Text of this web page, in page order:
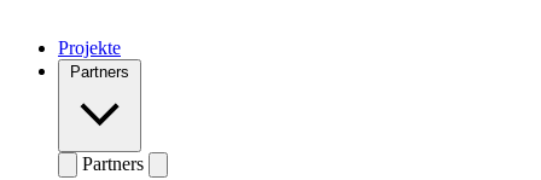
Projekte
Partners
Partners